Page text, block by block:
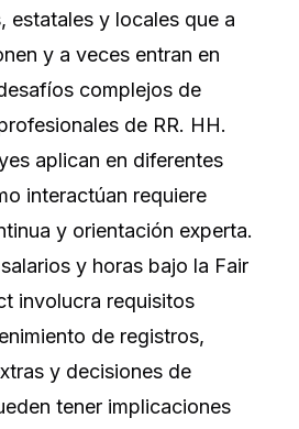
estatales y locales que a
y a veces entran en
complejos de
de RR. HH.
aplican en diferentes
interactúan requiere
y orientación experta.
y horas bajo la Fair
involucra requisitos
de registros,
y decisiones de
tener implicaciones